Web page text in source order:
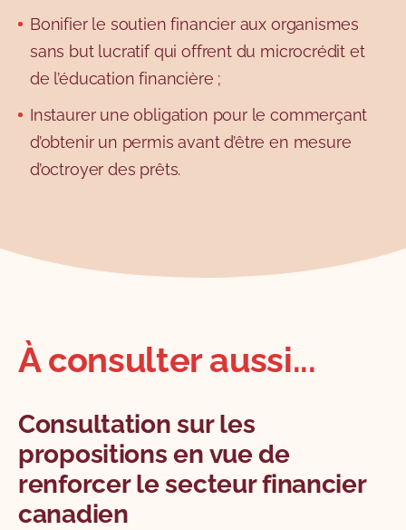
Bonifier le soutien financier aux organismes
sans but lucratif qui offrent du microcrédit et
de l’éducation financière ;
Instaurer une obligation pour le commerçant
d’obtenir un permis avant d’être en mesure
d’octroyer des prêts.
À consulter aussi...
Consultation sur les
propositions en vue de
renforcer le secteur financier
canadien